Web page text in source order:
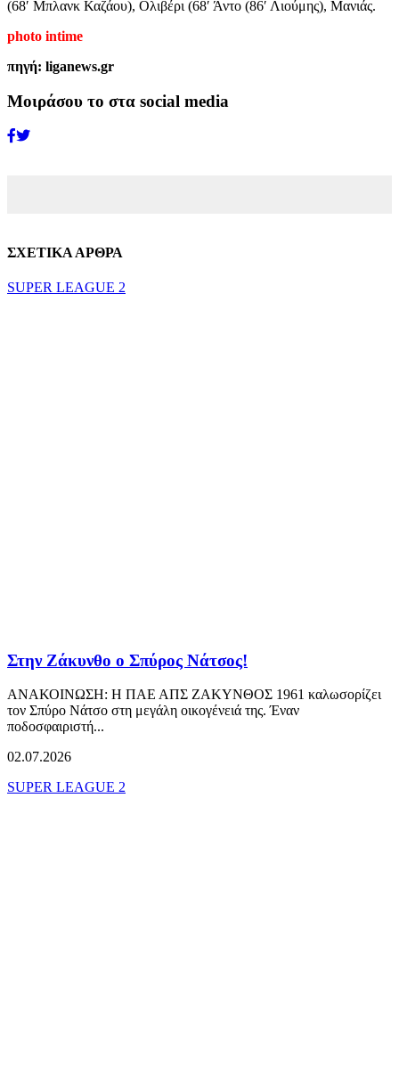
(68′ Μπλανκ Καζάου), Ολιβέρι (68′ Άντο (86′ Λιούμης), Μανιάς.
photo intime
πηγή: liganews.gr
Μοιράσου το στα social media
ΣΧΕΤΙΚΑ ΑΡΘΡΑ
SUPER LEAGUE 2
Στην Ζάκυνθο ο Σπύρος Νάτσος!
ΑΝΑΚΟΙΝΩΣΗ: Η ΠΑΕ ΑΠΣ ΖΑΚΥΝΘΟΣ 1961 καλωσορίζει
τον Σπύρο Νάτσο στη μεγάλη οικογένειά της. Έναν
ποδοσφαιριστή...
02.07.2026
SUPER LEAGUE 2